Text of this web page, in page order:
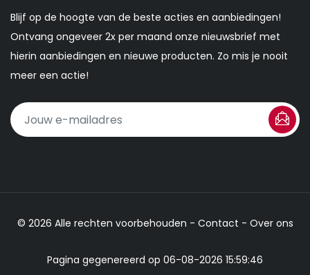
Blijf op de hoogte van de beste acties en aanbiedingen!
Ontvang ongeveer 2x per maand onze nieuwsbrief met
hierin aanbiedingen en nieuwe producten. Zo mis je nooit
meer een actie!
© 2026 Alle rechten voorbehouden - Contact - Over ons
Pagina gegenereerd op 06-08-2026 15:59:46